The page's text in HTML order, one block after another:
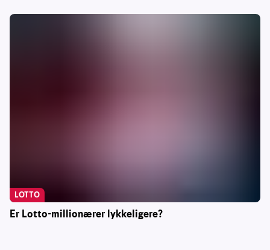
Er Lotto-millionærer lykkeligere?
LOTTO